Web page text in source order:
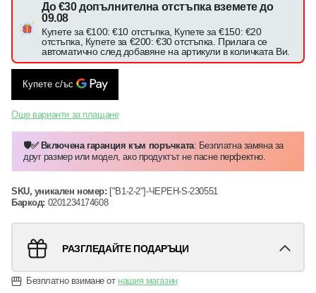
До €30 допълнителна отстъпка вземете до
09.08
Купете за €100: €10 отстъпка, Купете за €150: €20
отстъпка, Купете за €200: €30 отстъпка. Прилага се
автоматично след добавяне на артикули в количката Ви.
Още варианти за плащане
🛡️✅ Включена гаранция към поръчката: Безплатна замяна за
друг размер или модел, ако продуктът не пасне перфектно.
SKU, уникален номер: ["B1-2-2"]-ЧЕРЕН-S-230551
Баркод: 0201234174608
РАЗГЛЕДАЙТЕ ПОДАРЪЦИ
Безплатно взимане от нашия магазин